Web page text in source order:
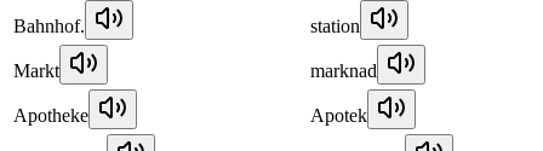
Bahnhof. station
Markt marknad
Apotheke Apotek